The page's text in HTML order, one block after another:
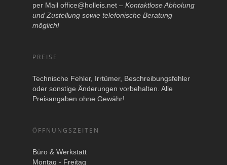
per Mail office@holleis.net – Kontaktlose Abholung
und Zustellung sowie telefonische Beratung
möglich!
PREISE
Technische Fehler, Irrtümer, Beschreibungsfehler
oder sonstige Änderungen vorbehalten. Alle
Preisangaben ohne Gewähr!
ÖFFNUNGSZEITEN
Büro & Werkstatt
Montag - Freitag